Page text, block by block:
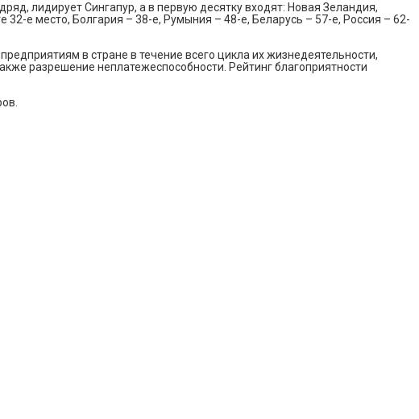
лидирует Сингапур, а в первую десятку входят: Новая Зеландия,
е место, Болгария – 38-е, Румыния – 48-е, Беларусь – 57-е, Россия – 62-
в стране в течение всего цикла их жизнедеятельности,
разрешение неплатежеспособности. Рейтинг благоприятности